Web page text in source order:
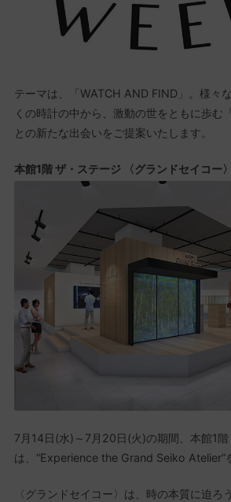
テーマは、「WATCH AND FIND」。様々
くの時計の中から、激動の世をともに歩む
との新たな出会いをご提案いたします。
本館1階 ザ・ステージ 〈グランドセイコー〉
7月14日(水)～7月20日(火)の期間、本館1
は、“Experience the Grand Seiko Atelier”
〈グランドセイコー〉は、時の本質に迫ろ